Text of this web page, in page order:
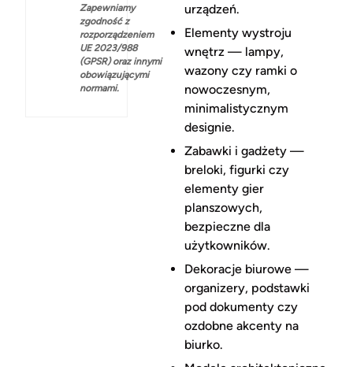
Zapewniamy
zgodność z
rozporządzeniem
UE 2023/988
(GPSR) oraz innymi
obowiązującymi
normami.
urządzeń.
Elementy wystroju
wnętrz — lampy,
wazony czy ramki o
nowoczesnym,
minimalistycznym
designie.
Zabawki i gadżety —
breloki, figurki czy
elementy gier
planszowych,
bezpieczne dla
użytkowników.
Dekoracje biurowe —
organizery, podstawki
pod dokumenty czy
ozdobne akcenty na
biurko.